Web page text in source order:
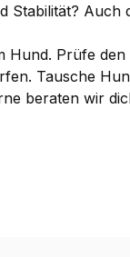
Prüfe
Tausche
beraten wir